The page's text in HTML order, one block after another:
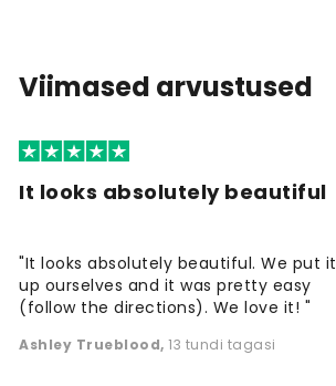
Viimased arvustused
It looks absolutely beautiful
"It looks absolutely beautiful. We put it
up ourselves and it was pretty easy
(follow the directions). We love it! "
Ashley Trueblood, 13 tundi tagasi